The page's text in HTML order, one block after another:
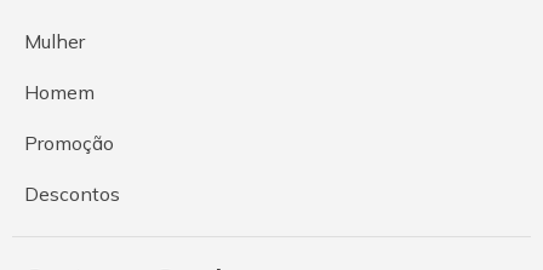
Mulher
Homem
Promoção
Descontos